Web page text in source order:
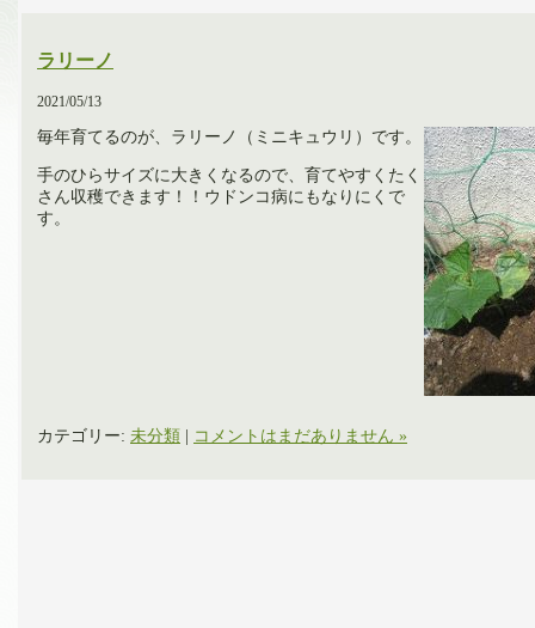
ラリーノ
2021/05/13
毎年育てるのが、ラリーノ（ミニキュウリ）です。
手のひらサイズに大きくなるので、育てやすくたく
さん収穫できます！！ウドンコ病にもなりにくで
す。
カテゴリー: 未分類 コメントはまだありません »